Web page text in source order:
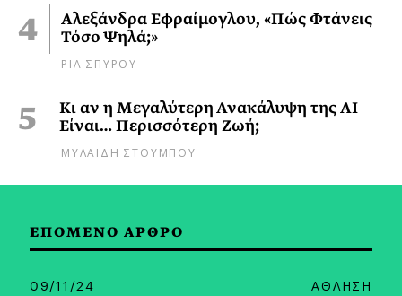
Αλεξάνδρα Εφραίμογλου, «Πώς Φτάνεις
Τόσο Ψηλά;»
ΡΙΑ ΣΠΥΡΟΥ
Κι αν η Μεγαλύτερη Ανακάλυψη της AI
Είναι… Περισσότερη Ζωή;
ΜΥΛΑΙΔΗ ΣΤΟΥΜΠΟΥ
ΕΠΟΜΕΝΟ ΑΡΘΡΟ
09/11/24 ΑΘΛΗΣΗ